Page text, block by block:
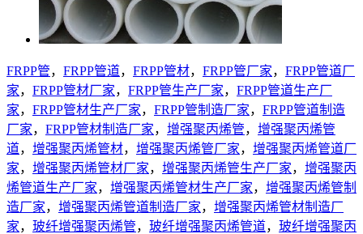
FRPP管， FRPP管道， FRPP管材， FRPP管厂家， FRPP管道厂
家， FRPP管材厂家， FRPP管生产厂家， FRPP管道生产厂
家， FRPP管材生产厂家， FRPP管制造厂家， FRPP管道制造
厂家， FRPP管材制造厂家， 增强聚丙烯管， 增强聚丙烯管
道， 增强聚丙烯管材， 增强聚丙烯管厂家， 增强聚丙烯管道厂
家， 增强聚丙烯管材厂家， 增强聚丙烯管生产厂家， 增强聚丙
烯管道生产厂家， 增强聚丙烯管材生产厂家， 增强聚丙烯管制
造厂家， 增强聚丙烯管道制造厂家， 增强聚丙烯管材制造厂
家， 玻纤增强聚丙烯管， 玻纤增强聚丙烯管道， 玻纤增强聚丙